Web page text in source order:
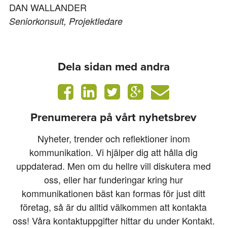
DAN WALLANDER
Seniorkonsult, Projektledare
Dela sidan med andra
Prenumerera på vårt nyhetsbrev
Nyheter, trender och reflektioner inom
kommunikation. Vi hjälper dig att hålla dig
uppdaterad. Men om du hellre vill diskutera med
oss, eller har funderingar kring hur
kommunikationen bäst kan formas för just ditt
företag, så är du alltid välkommen att kontakta
oss! Våra kontaktuppgifter hittar du under Kontakt.